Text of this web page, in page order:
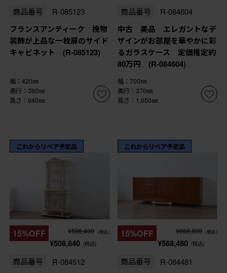
商品番号 R-085123
フランスアンティーク 挽物
装飾が上品な一枚扉のサイド
キャビネット (R-085123)
幅：420㎜
奥行：360㎜
高さ：940㎜
商品番号 R-084604
中古 美品 エレガントなデ
ザインがお部屋を華やかに彩
るガラスケース 定価推定約
80万円 (R-084604)
幅：700㎜
奥行：370㎜
高さ：1,650㎜
これからリペア予定品
15%OFF ¥598,400 (税込)
¥508,640 (税込)
商品番号 R-084512
これからリペア予定品
15%OFF ¥668,800 (税込)
¥568,480 (税込)
商品番号 R-084481